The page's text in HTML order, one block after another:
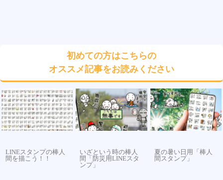
初めての方はこちらの
オススメ記事をお読みください
LINEスタンプの棒人
間を描こう！！
いざという時の棒人
間「防災用LINEスタ
ンプ」
夏の暑い日用「棒人
間スタンプ」